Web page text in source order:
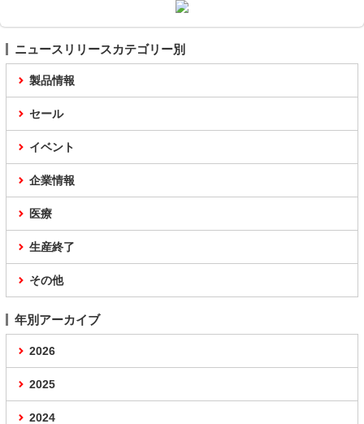
ニュースリリースカテゴリー別
製品情報
セール
イベント
企業情報
医療
生産終了
その他
年別アーカイブ
2026
2025
2024